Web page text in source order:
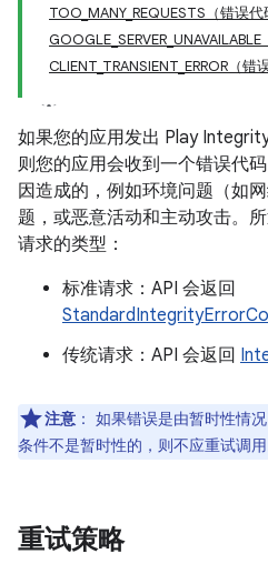
TOO_MANY_REQUESTS（错误代
CLIENT_TRANSIENT_ERROR（错
如果您的应用发出 Play
则您的应用会收到一个错误代
因造成的，例如环境问题（如
题，或恶意活动和主动攻击。
请求的类型：
标准请求：API 会返回
传统请求：API 会返回
注意 ： 如果错误是由暂时性情
条件不是暂时性的，则不应重试调用
重试策略